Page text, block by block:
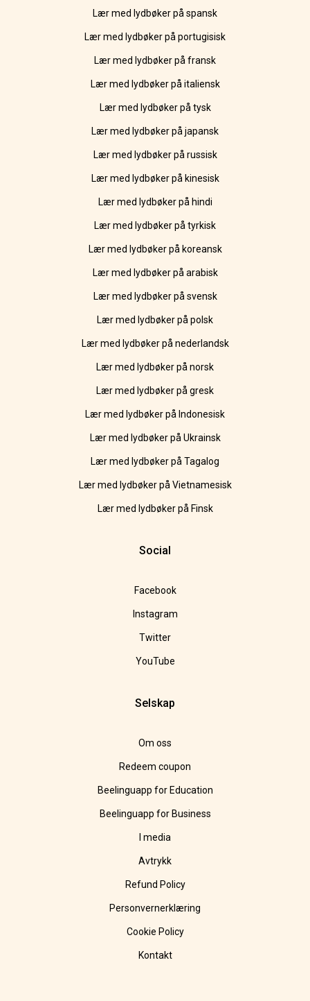
Lær med lydbøker på spansk
Lær med lydbøker på portugisisk
Lær med lydbøker på fransk
Lær med lydbøker på italiensk
Lær med lydbøker på tysk
Lær med lydbøker på japansk
Lær med lydbøker på russisk
Lær med lydbøker på kinesisk
Lær med lydbøker på hindi
Lær med lydbøker på tyrkisk
Lær med lydbøker på koreansk
Lær med lydbøker på arabisk
Lær med lydbøker på svensk
Lær med lydbøker på polsk
Lær med lydbøker på nederlandsk
Lær med lydbøker på norsk
Lær med lydbøker på gresk
Lær med lydbøker på Indonesisk
Lær med lydbøker på Ukrainsk
Lær med lydbøker på Tagalog
Lær med lydbøker på Vietnamesisk
Lær med lydbøker på Finsk
Social
Facebook
Instagram
Twitter
YouTube
Selskap
Om oss
Redeem coupon
Beelinguapp for Education
Beelinguapp for Business
I media
Avtrykk
Refund Policy
Personvernerklæring
Cookie Policy
Kontakt